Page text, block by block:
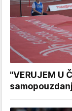
"VERUJEM U